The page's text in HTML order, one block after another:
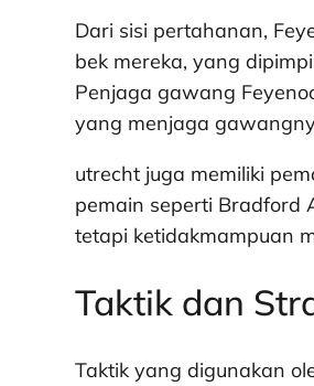
Dari sisi pertahanan,
bek mereka, yang
Penjaga gawang
yang menjaga
utrecht juga memiliki
pemain seperti Bradford
tetapi ketidakmampuan
Taktik dan
Taktik yang digunakan